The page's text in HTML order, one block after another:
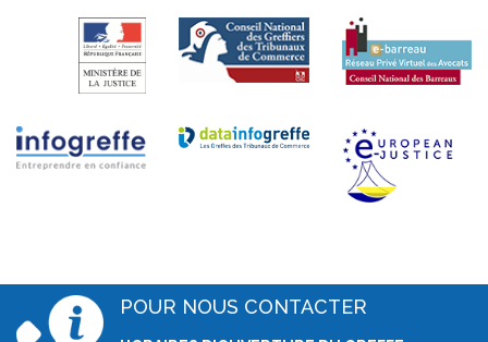
POUR NOUS CONTACTER